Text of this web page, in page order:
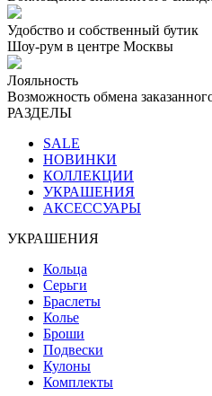
Удобство и собственный бутик
Шоу-рум в центре Москвы
Лояльность
Возможность обмена
РАЗДЕЛЫ
SALE
НОВИНКИ
КОЛЛЕКЦИИ
УКРАШЕНИЯ
АКСЕССУАРЫ
УКРАШЕНИЯ
Кольца
Серьги
Браслеты
Колье
Броши
Подвески
Кулоны
Комплекты